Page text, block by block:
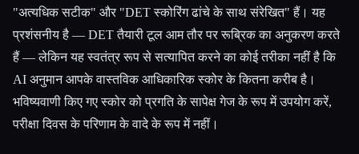
"अत्यधिक सटीक" और "DET स्कोरिंग ढांचे के साथ संरेखित" हैं। यह
प्रशंसनीय है — DET तैयारी टूल आम तौर पर रूब्रिक का अनुकरण करते
हैं — लेकिन यह स्वतंत्र रूप से सत्यापित करने का कोई तरीका नहीं है कि
AI अनुमान आपके वास्तविक आधिकारिक स्कोर के कितना करीब है।
भविष्यवाणी किए गए स्कोर को प्रगति के सापेक्ष गेज के रूप में उपयोग करें,
परीक्षा दिवस के परिणाम के वादे के रूप में नहीं।